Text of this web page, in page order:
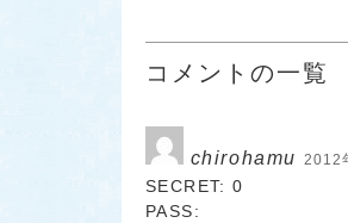
コメントの一覧
chirohamu 2012
SECRET: 0
PASS: